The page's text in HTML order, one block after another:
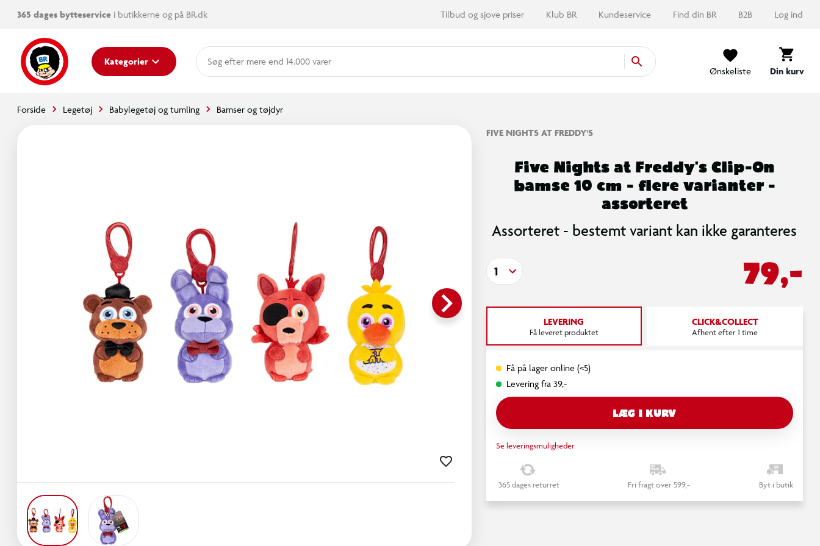
365 dages bytteservice i butikkerne og på BR.dk Tilbud og sjove priser Klub BR Kundeservice Find din BR B2B Log ind
Kategorier
mere end 14.000 varer
Ønskeliste
Din kurv
Forside Legetøj Babylegetøj og tumling Bamser og tøjdyr
keyboard_arrow_right
FIVE NIGHTS AT FREDDY'S
Five Nights at Freddy's Clip-On
bamse 10 cm - flere varianter -
assorteret
Assorteret - bestemt variant kan ikke garanteres
79,-
1
LEVERING
Få leveret produktet
CLICK&COLLECT
Afhent efter 1 time
Få på lager online (<5)
Levering fra 39,-
LÆG I KURV
Se leveringsmuligheder
365 dages returret Fri fragt over 599,- Byt i butik